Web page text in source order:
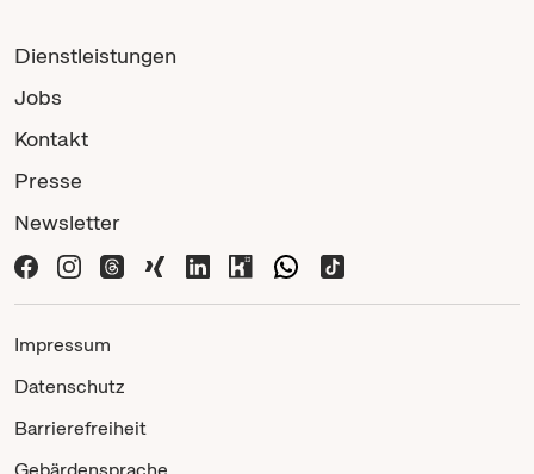
Dienstleistungen
Jobs
Kontakt
Presse
Newsletter
Impressum
Datenschutz
Barrierefreiheit